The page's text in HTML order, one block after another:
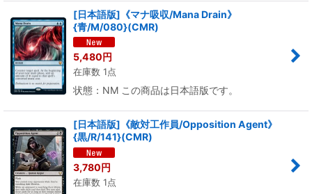
絞り込む
[日本語版]《マナ吸収/Mana Drain》
{青/M/080}(CMR)
5,480円
在庫数 1点
状態：NM この商品は日本語版です。
[日本語版]《敵対工作員/Opposition Agent》
{黒/R/141}(CMR)
3,780円
在庫数 1点